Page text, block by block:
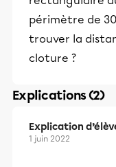
périmètre de
trouver la
cloture ?
Explications (2)
Explication
1 juin 2022